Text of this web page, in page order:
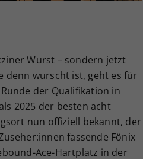
Wurst – sondern jetzt
denn wurscht ist, geht es für
der Qualifikation in
2025 der besten acht
nun offiziell bekannt, der
fassende Fönix
Ace-Hartplatz in der